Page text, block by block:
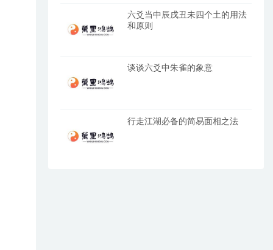
六爻当中辰戌丑未四个土的用法
和原则
谈谈六爻中朱雀的象意
行走江湖必备的简易面相之法